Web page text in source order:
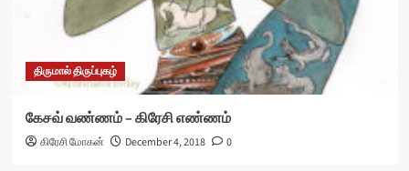
திருமால் திருப்புகழ்
கேசவ் வண்ணம் – கிரேசி எண்ணம்
கிரேசி மோகன் December 4, 2018 0